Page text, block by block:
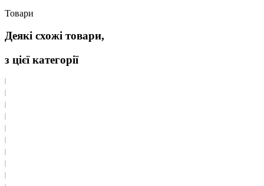
Товари
Деякі схожі товари,
з цієї категорії